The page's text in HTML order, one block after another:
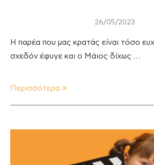
26/05/2023
Η παρέα που μας κρατάς είναι τόσο
σχεδόν έφυγε και ο Μάιος δίχως …
Περισσότερα